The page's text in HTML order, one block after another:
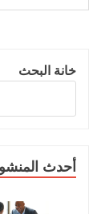
خانة البحث
أحدث